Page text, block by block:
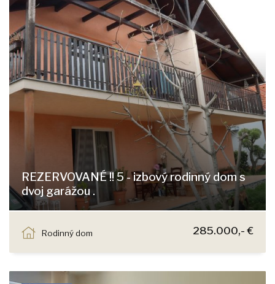
REZERVOVANÉ !! 5 - izbový rodinný dom s
dvoj garážou .
Rodinný dom
285.000,- €